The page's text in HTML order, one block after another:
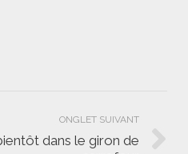
ONGLET SUIVANT
dans le giron de